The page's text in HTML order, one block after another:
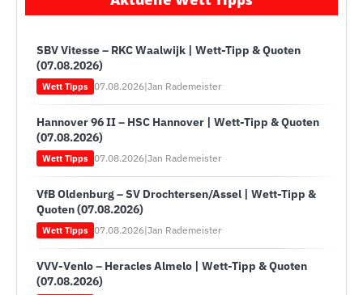
SBV Vitesse – RKC Waalwijk | Wett-Tipp & Quoten
(07.08.2026)
Wett Tipps 07.08.2026|Jan Rademeister
Hannover 96 II – HSC Hannover | Wett-Tipp & Quoten
(07.08.2026)
Wett Tipps 07.08.2026|Jan Rademeister
VfB Oldenburg – SV Drochtersen/Assel | Wett-Tipp &
Quoten (07.08.2026)
Wett Tipps 07.08.2026|Jan Rademeister
VVV-Venlo – Heracles Almelo | Wett-Tipp & Quoten
(07.08.2026)